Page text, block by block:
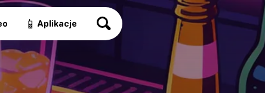
📱 Aplikacje